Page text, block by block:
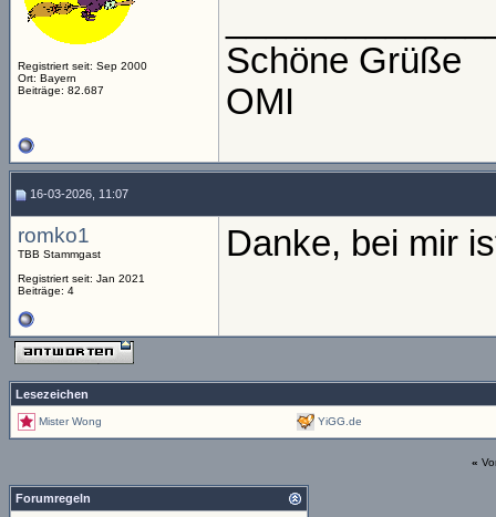
Registriert seit: Sep 2000
Ort: Bayern
Beiträge: 82.687
Schöne Grüße
OMI
16-03-2026, 11:07
romko1
TBB Stammgast
Registriert seit: Jan 2021
Beiträge: 4
Danke, bei mir
Lesezeichen
Mister Wong YiGG.de
«
Forumregeln